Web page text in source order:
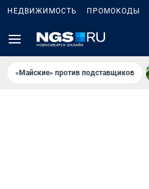
НЕДВИЖИМОСТЬ ПРОМОКОДЫ
«Майские» против подставщиков